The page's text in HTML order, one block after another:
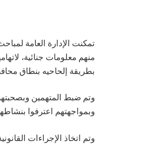
منهم معلومات جنائية،
بطريقة إلحاحيه بنطاق
وبمواجهتهم اعترفوا
وتم اتخاذ الإجراءات